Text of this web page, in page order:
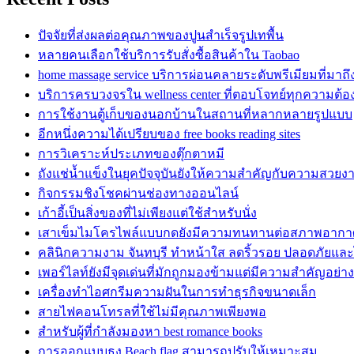
ปัจจัยที่ส่งผลต่อคุณภาพของปูนสำเร็จรูปเทพื้น
หลายคนเลือกใช้บริการรับสั่งซื้อสินค้าใน Taobao
home massage service บริการผ่อนคลายระดับพรีเมียมที่มา
บริการครบวงจรใน wellness center ที่ตอบโจทย์ทุกความต้อ
การใช้งานตู้เก็บของนอกบ้านในสถานที่หลากหลายรูปแบบ
อีกหนึ่งความได้เปรียบของ free books reading sites
การวิเคราะห์ประเภทของตุ๊กตาหมี
ถังแช่น้ำแข็งในยุคปัจจุบันยังให้ความสำคัญกับความสวยง
กิจกรรมชิงโชคผ่านช่องทางออนไลน์
เก้าอี้เป็นสิ่งของที่ไม่เพียงแต่ใช้สำหรับนั่ง
เสาเข็มไมโครไพล์แบบกดยังมีความทนทานต่อสภาพอาก
คลินิกความงาม จันทบุรี ทำหน้าใส ลดริ้วรอย ปลอดภัยแล
เพอร์ไลท์ยังมีจุดเด่นที่มักถูกมองข้ามแต่มีความสำคัญอย่าง
เครื่องทำไอศกรีมความฝันในการทำธุรกิจขนาดเล็ก
สายไฟคอนโทรลที่ใช้ไม่มีคุณภาพเพียงพอ
สำหรับผู้ที่กำลังมองหา best romance books
การออกแบบธง Beach flag สามารถปรับให้เหมาะสม